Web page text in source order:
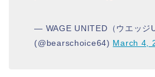
— WAGE UNITED（ウエッジ
(@bearschoice64) March 4,